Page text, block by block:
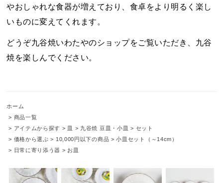
やおしゃれな食器が増えており、食卓をより明るく楽し
いものに変えてくれます。
どうぞ九谷焼いわたやのショップをご覧いただき、九谷
焼を楽しんでください。
ホーム
> 商品一覧
> アイテムから探す > > 九谷焼 豆皿・小皿 > セット
> 価格から選ぶ > 10,000円以下の商品 >小皿セット（～14cm）
> 日常に寄り添う器 > お皿